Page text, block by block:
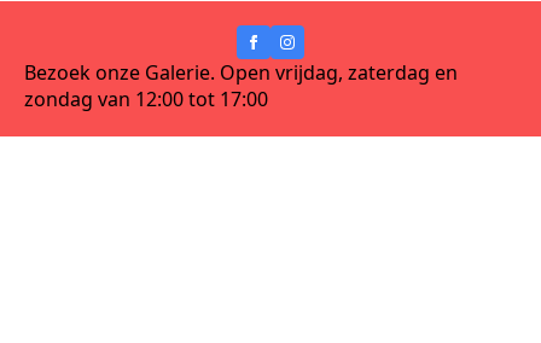
Bezoek onze Galerie. Open vrijdag, zaterdag en
zondag van 12:00 tot 17:00